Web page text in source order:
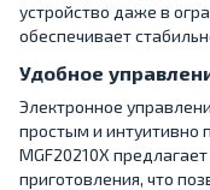
устройство даже в
обеспечивает
Удобное
Электронное
простым и интуитивно
MGF20210X
приготовления, что